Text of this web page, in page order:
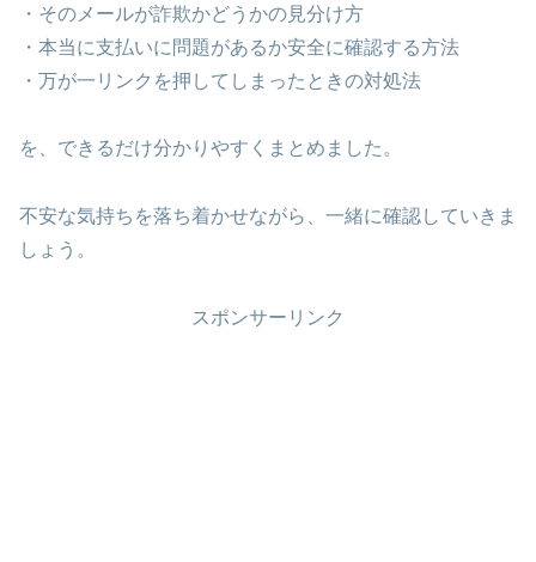
・そのメールが詐欺かどうかの見分け方
・本当に支払いに問題があるか安全に確認する方法
・万が一リンクを押してしまったときの対処法
を、できるだけ分かりやすくまとめました。
不安な気持ちを落ち着かせながら、一緒に確認していきま
しょう。
スポンサーリンク